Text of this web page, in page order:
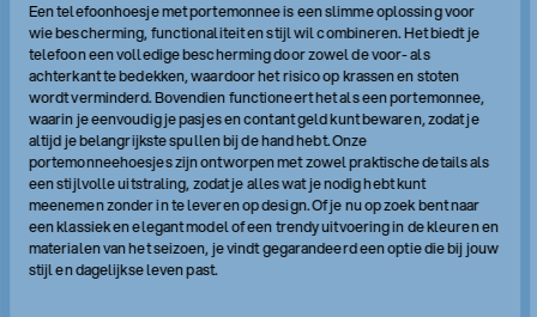
Een telefoonhoesje met portemonnee is een slimme oplossing voor
wie bescherming, functionaliteit en stijl wil combineren. Het biedt je
telefoon een volledige bescherming door zowel de voor- als
achterkant te bedekken, waardoor het risico op krassen en stoten
wordt verminderd. Bovendien functioneert het als een portemonnee,
waarin je eenvoudig je pasjes en contant geld kunt bewaren, zodat je
altijd je belangrijkste spullen bij de hand hebt. Onze
portemonneehoesjes zijn ontworpen met zowel praktische details als
een stijlvolle uitstraling, zodat je alles wat je nodig hebt kunt
meenemen zonder in te leveren op design. Of je nu op zoek bent naar
een klassiek en elegant model of een trendy uitvoering in de kleuren en
materialen van het seizoen, je vindt gegarandeerd een optie die bij jouw
stijl en dagelijkse leven past.